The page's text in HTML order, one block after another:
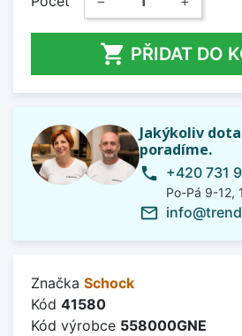
 PŘIDAT DO
Jakýkoliv
poradíme.
phone +420 731
Po-Pá 9-12,
mail_outline
Značka Schock
Kód 41580
Kód výrobce 558000GNE